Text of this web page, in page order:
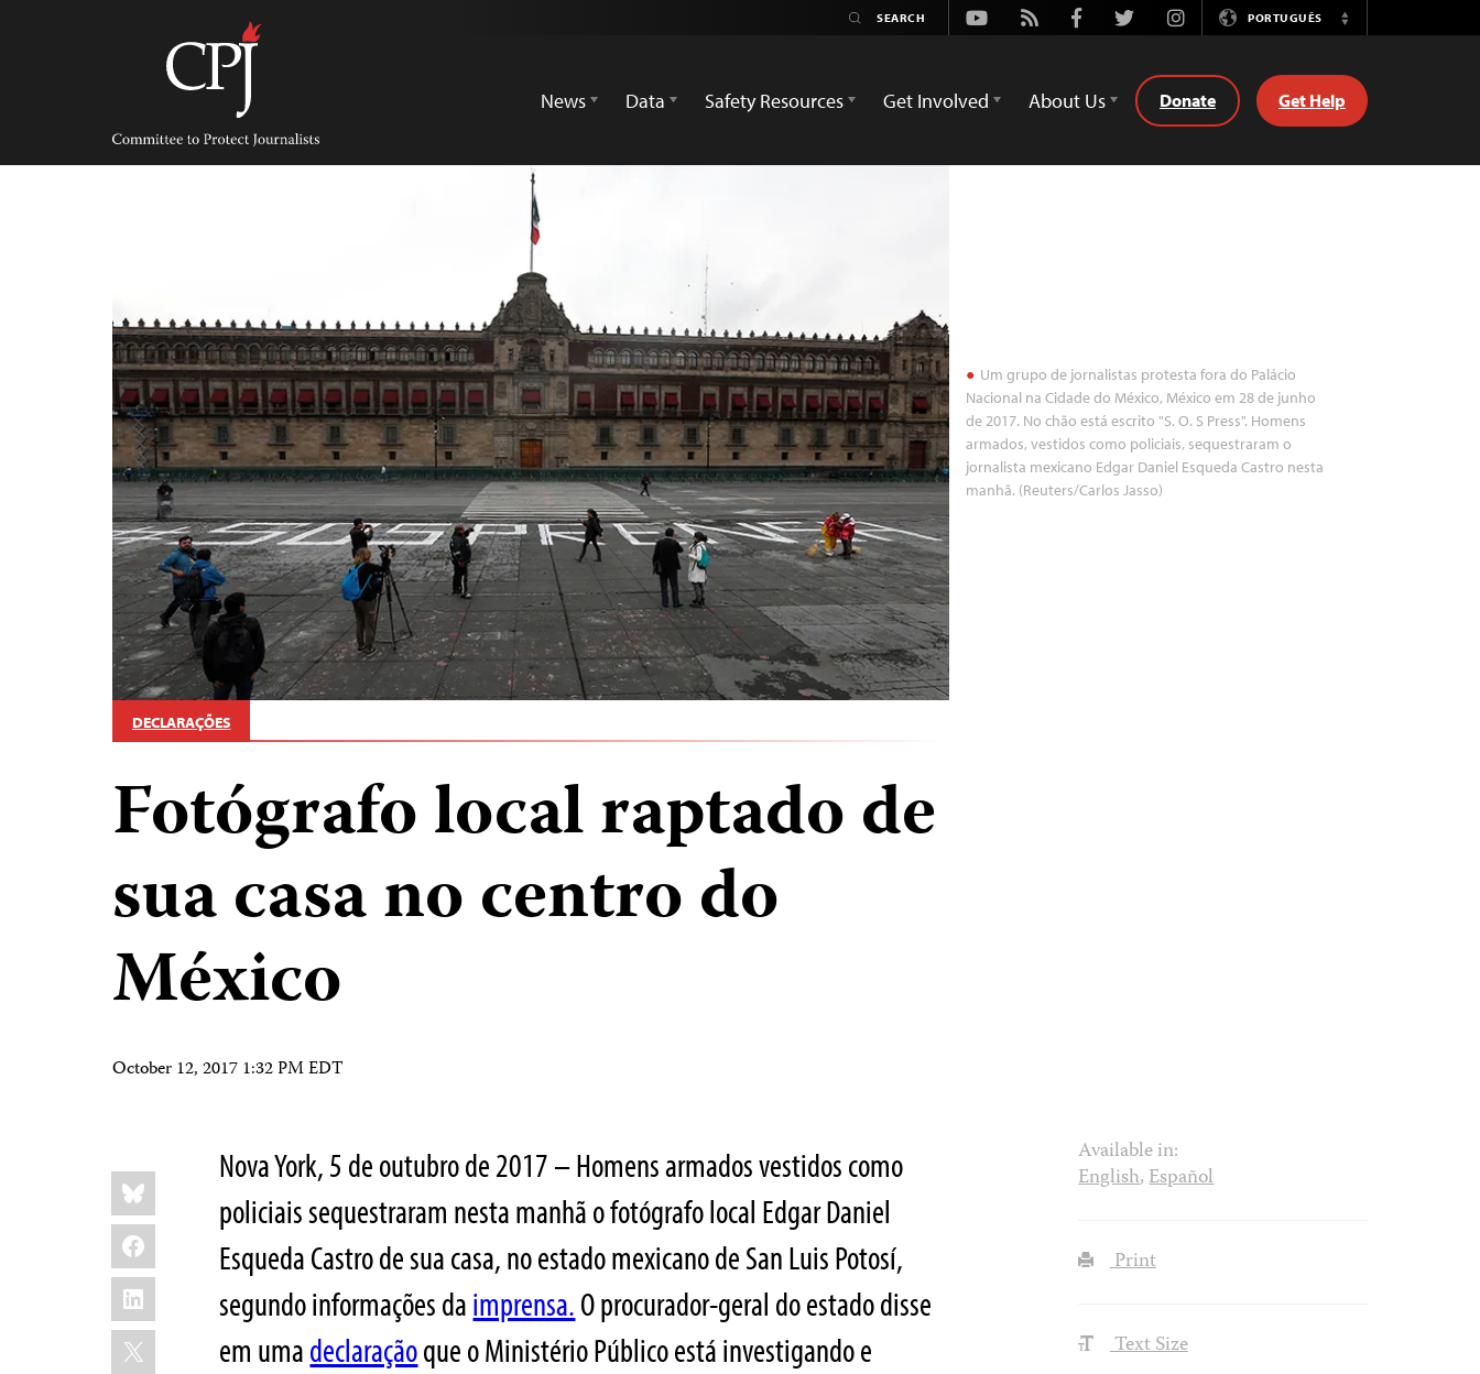
Committee
Protect
Journalists
Youtube
Rss FacebookTwitterInstagramPORTUGUÊS
Switch
News
Data Safety Resources Get Involved About Us Donate Get Help
Um grupo de jornalistas protesta fora do Palácio
Nacional na Cidade do México, México em 28 de junho
de 2017. No chão está escrito "S. O. S Press". Homens
armados, vestidos como policiais, sequestraram o
jornalista mexicano Edgar Daniel Esqueda Castro nesta
manhã. (Reuters/Carlos Jasso)
DECLARAÇÕES
Fotógrafo local raptado de
sua casa no centro do
México
October 12, 2017 1:32 PM EDT
Share
this:
Bluesky
Facebook
LinkedIn
X
Nova York, 5 de outubro de 2017 – Homens armados vestidos como
policiais sequestraram nesta manhã o fotógrafo local Edgar Daniel
Esqueda Castro de sua casa, no estado mexicano de San Luis Potosí,
segundo informações daimprensa.O procurador-geral do estado disse
em umadeclaraçãoque o Ministério Público está investigando e
Available in:
English,Español
Print
Text Size